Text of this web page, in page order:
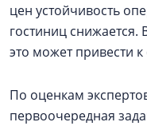
цен устойчивость
гостиниц снижается.
это может привести
По оценкам
первоочередная